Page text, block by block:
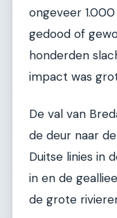
ongeveer
gedood of
honderden
impact was
De val van
de deur naar
Duitse linies in
in en de
de grote